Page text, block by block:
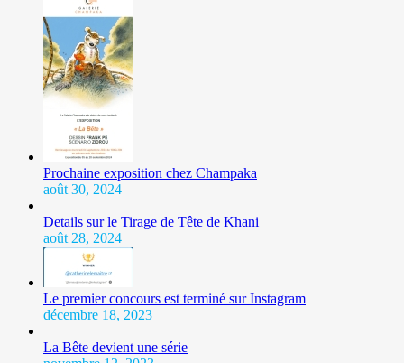
Prochaine exposition chez Champaka
août 30, 2024
Details sur le Tirage de Tête de Khani
août 28, 2024
Le premier concours est terminé sur Instagram
décembre 18, 2023
La Bête devient une série